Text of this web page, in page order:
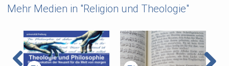
Mehr Medien in "Religion und Theologie"